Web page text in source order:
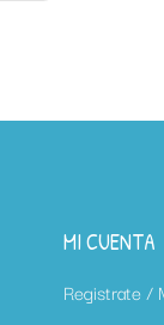
MI CUENTA
Registrate /